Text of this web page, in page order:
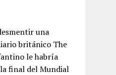
una
británico The
le habría
final del Mundial